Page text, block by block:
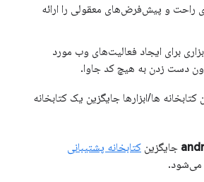
راحت و پیش‌فرض‌های معقولی را ارائه
برای ایجاد فعالیت‌های وب مورد
کتابخانه ها/ابزارها جایگزین یک کتابخانه
جایگزین کتابخانه پشتیبانی
می‌شود.